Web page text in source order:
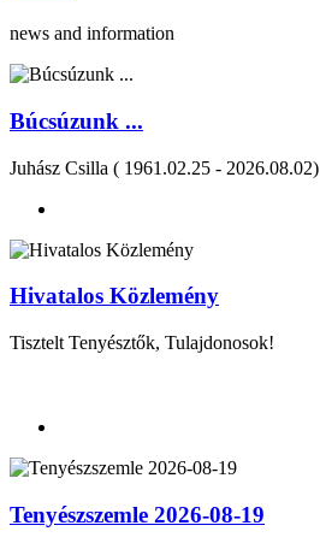
news and information
Búcsúzunk ...
Juhász Csilla ( 1961.02.25 - 2026.08.02)
Hivatalos Közlemény
Tisztelt Tenyésztők, Tulajdonosok!
Tenyészszemle 2026-08-19